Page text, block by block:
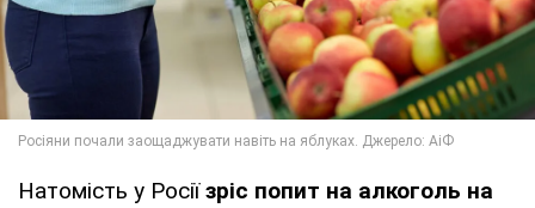
Натомість у Росіїзріс попит на алкоголь на